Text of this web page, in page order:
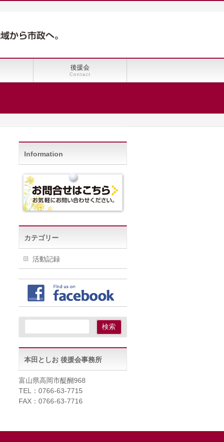
後援会
Contact
Information
カテゴリー
活動記録
本田としお 後援会事務所
富山県高岡市醍醐968
TEL：0766-63-7715
FAX：0766-63-7716